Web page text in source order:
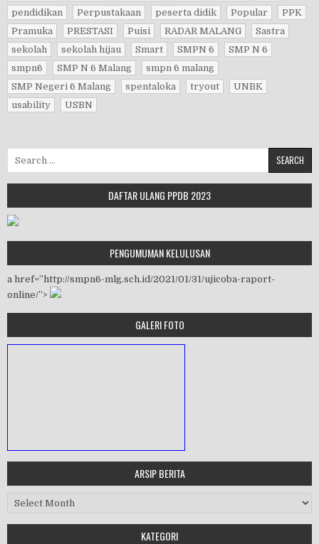
pendidikan
Perpustakaan peserta didik Popular
PPK
Pramuka
PRESTASI Puisi RADAR MALANG
Sastra
sekolah
sekolah hijau Smart SMPN 6
SMP N 6
smpn6
SMP N 6 Malang
smpn 6 malang
SMP Negeri 6 Malang
spentaloka tryout
UNBK
usability
USBN
DAFTAR ULANG PPDB 2023
PENGUMUMAN KELULUSAN
a href=”http://smpn6-mlg.sch.id/2021/01/31/ujicoba-raport-
online/”>
GALERI FOTO
Workshop Perangkat 2019
ARSIP BERITA
Arsip Berita
KATEGORI